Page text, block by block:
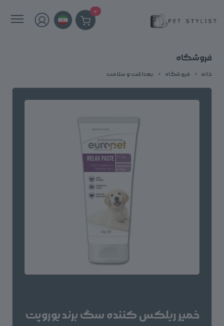
0
فروشگاه
خانه فروشگاه بهداشت و سلامت
خمیر ریلکس کننده سگ برند یوروپت